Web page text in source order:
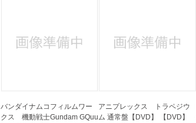
バンダイナムコフィルムワー
クス 機動戦士Gundam GQuu
アニプレックス トラペジウ
ム 通常盤【DVD】 【DVD】